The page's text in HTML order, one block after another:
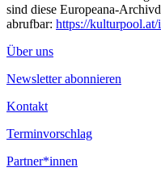
sind diese Europeana-
abrufbar: https://kulturpool.at/
Über uns
Newsletter abonnieren
Kontakt
Terminvorschlag
Partner*innen